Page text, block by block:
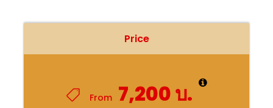
Price
From 7,200 บ.